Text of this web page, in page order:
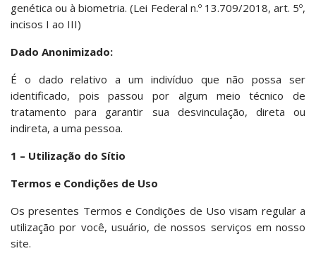
genética ou à biometria. (Lei Federal n.º 13.709/2018, art. 5º,
incisos I ao III)
Dado Anonimizado:
É o dado relativo a um indivíduo que não possa ser
identificado, pois passou por algum meio técnico de
tratamento para garantir sua desvinculação, direta ou
indireta, a uma pessoa.
1 – Utilização do Sítio
Termos e Condições de Uso
Os presentes Termos e Condições de Uso visam regular a
utilização por você, usuário, de nossos serviços em nosso
site.